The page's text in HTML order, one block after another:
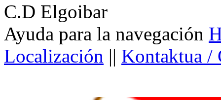
C.D Elgoibar
Ayuda para la navegación
Localización || Kontaktua /